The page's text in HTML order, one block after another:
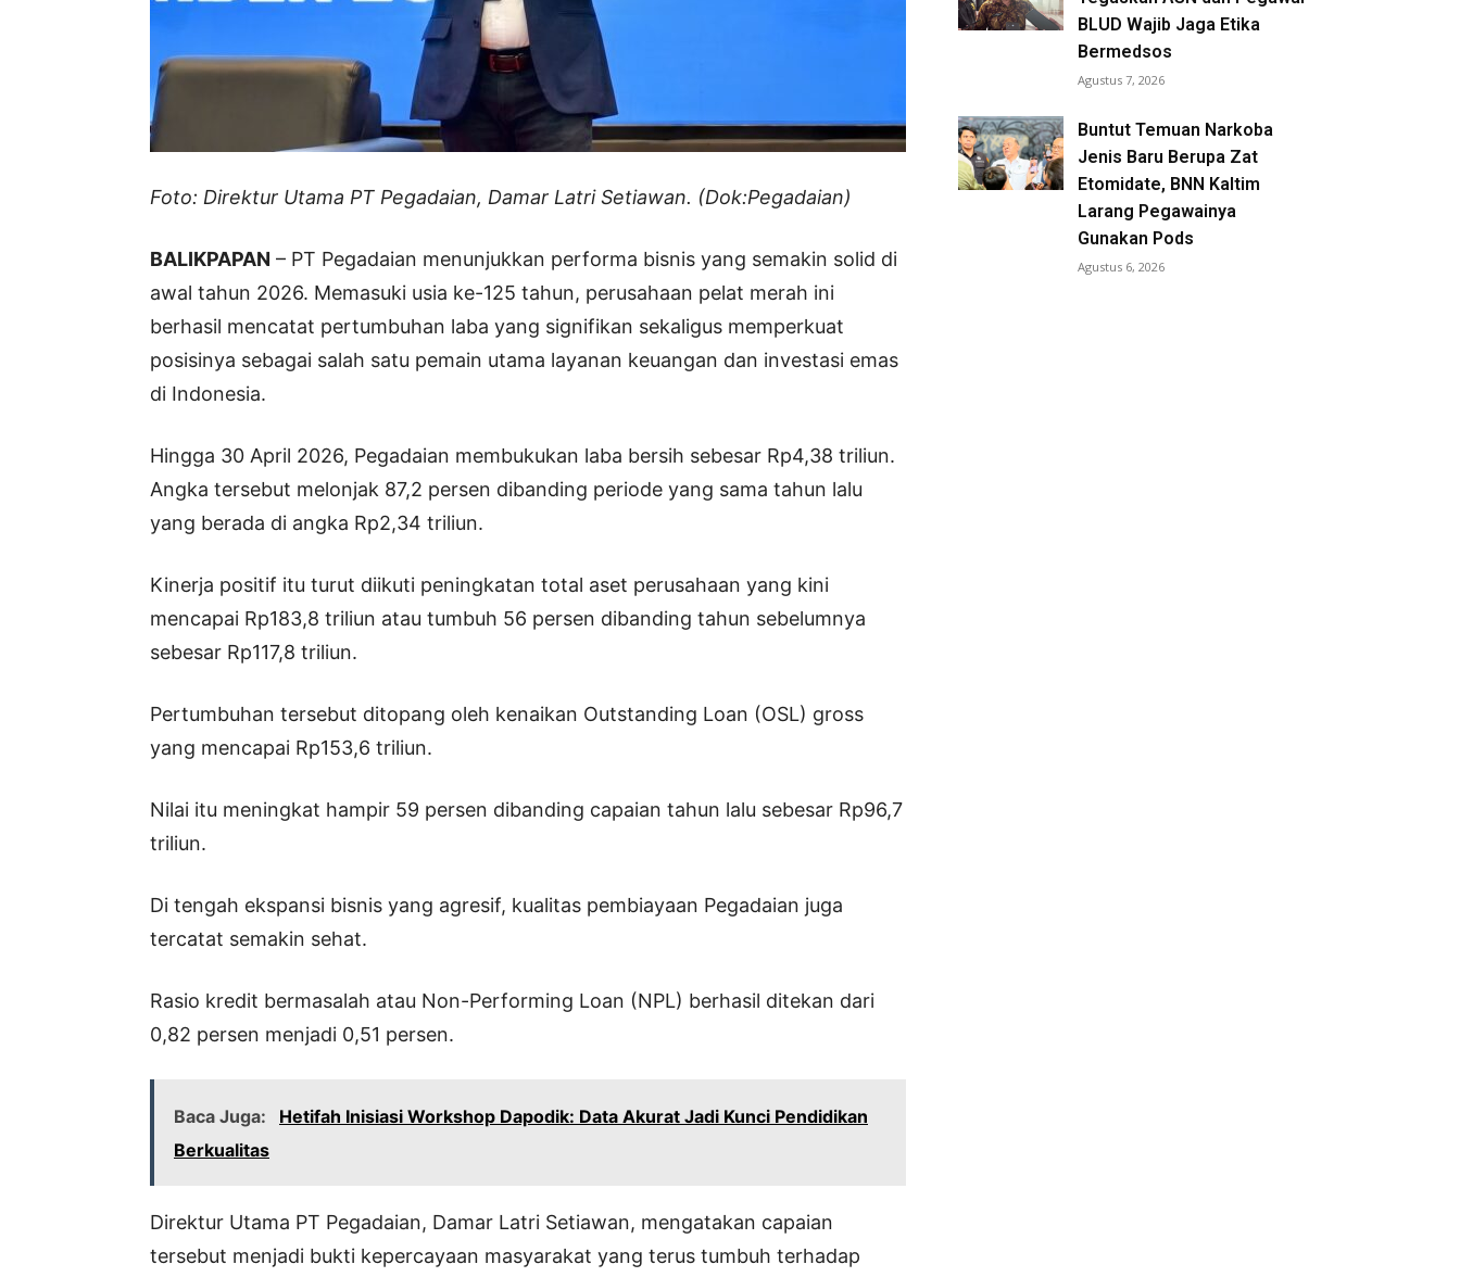
Foto: Direktur Utama PT Pegadaian, Damar Latri Setiawan. (Dok:Pegadaian)
BALIKPAPAN – PT Pegadaian menunjukkan performa bisnis yang semakin solid di
awal tahun 2026. Memasuki usia ke-125 tahun, perusahaan pelat merah ini
berhasil mencatat pertumbuhan laba yang signifikan sekaligus memperkuat
posisinya sebagai salah satu pemain utama layanan keuangan dan investasi emas
di Indonesia.
Hingga 30 April 2026, Pegadaian membukukan laba bersih sebesar Rp4,38 triliun.
Angka tersebut melonjak 87,2 persen dibanding periode yang sama tahun lalu
yang berada di angka Rp2,34 triliun.
Kinerja positif itu turut diikuti peningkatan total aset perusahaan yang kini
mencapai Rp183,8 triliun atau tumbuh 56 persen dibanding tahun sebelumnya
sebesar Rp117,8 triliun.
Pertumbuhan tersebut ditopang oleh kenaikan Outstanding Loan (OSL) gross
yang mencapai Rp153,6 triliun.
Nilai itu meningkat hampir 59 persen dibanding capaian tahun lalu sebesar Rp96,7
triliun.
Di tengah ekspansi bisnis yang agresif, kualitas pembiayaan Pegadaian juga
tercatat semakin sehat.
Rasio kredit bermasalah atau Non-Performing Loan (NPL) berhasil ditekan dari
0,82 persen menjadi 0,51 persen.
Baca Juga:
Hetifah Inisiasi Workshop Dapodik: Data Akurat Jadi Kunci Pendidikan
Berkualitas
Direktur Utama PT Pegadaian, Damar Latri Setiawan, mengatakan capaian
tersebut menjadi bukti kepercayaan masyarakat yang terus tumbuh terhadap
BLUD Wajib Jaga Etika
Bermedsos
Agustus 7, 2026
Buntut Temuan Narkoba
Jenis Baru Berupa Zat
Etomidate, BNN Kaltim
Larang Pegawainya
Gunakan Pods
Agustus 6, 2026